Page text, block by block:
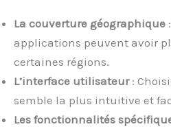
La couverture géographique
applications peuvent avoir
certaines régions.
L’interface utilisateur:
semble la plus intuitive et
Les fonctionnalités